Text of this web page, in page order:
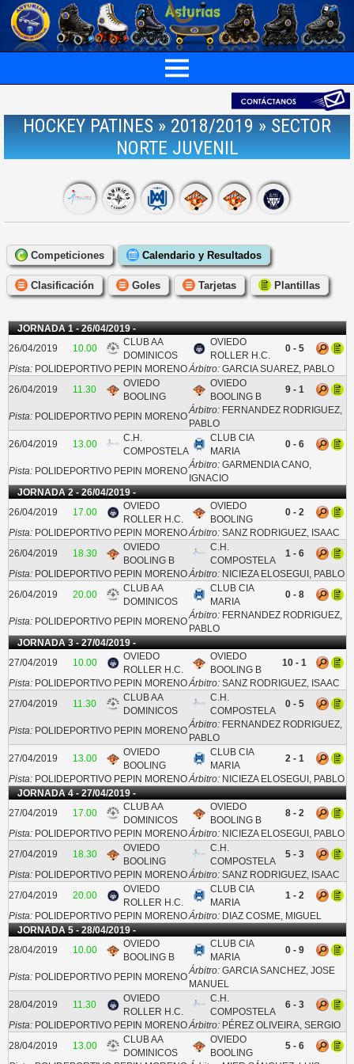
HOCKEY PATINES » 2018/2019 » SECTOR
NORTE JUVENIL
Competiciones Calendario y Resultados
Clasificación Goles Tarjetas Plantillas
JORNADA 1 - 26/04/2019 -
26/04/2019
10.00
CLUB AA
DOMINICOS
OVIEDO
ROLLER H.C.
0 - 5
Pista:POLIDEPORTIVO PEPIN MORENOÁrbitro:GARCIA SUAREZ, PABLO
26/04/2019
11.30
OVIEDO
BOOLING
OVIEDO
BOOLING B
9 - 1
Pista:POLIDEPORTIVO PEPIN MORENO
Árbitro:FERNANDEZ RODRIGUEZ,
PABLO
26/04/2019
13.00
C.H.
COMPOSTELA
CLUB CIA
MARIA
0 - 6
Pista:POLIDEPORTIVO PEPIN MORENO
Árbitro:GARMENDIA CANO,
IGNACIO
JORNADA 2 - 26/04/2019 -
26/04/2019
17.00
OVIEDO
ROLLER H.C.
OVIEDO
BOOLING
0 - 2
Pista:POLIDEPORTIVO PEPIN MORENOÁrbitro:SANZ RODRIGUEZ, ISAAC
26/04/2019
18.30
OVIEDO
BOOLING B
C.H.
COMPOSTELA
1 - 6
Pista:POLIDEPORTIVO PEPIN MORENOÁrbitro:NICIEZA ELOSEGUI, PABLO
26/04/2019
20.00
CLUB AA
DOMINICOS
CLUB CIA
MARIA
0 - 8
Pista:POLIDEPORTIVO PEPIN MORENO
Árbitro:FERNANDEZ RODRIGUEZ,
PABLO
JORNADA 3 - 27/04/2019 -
27/04/2019
10.00
OVIEDO
ROLLER H.C.
OVIEDO
BOOLING B
10 - 1
Pista:POLIDEPORTIVO PEPIN MORENOÁrbitro:SANZ RODRIGUEZ, ISAAC
27/04/2019
11.30
CLUB AA
DOMINICOS
C.H.
COMPOSTELA
0 - 5
Pista:POLIDEPORTIVO PEPIN MORENO
Árbitro:FERNANDEZ RODRIGUEZ,
PABLO
27/04/2019
13.00
OVIEDO
BOOLING
CLUB CIA
MARIA
2 - 1
Pista:POLIDEPORTIVO PEPIN MORENOÁrbitro:NICIEZA ELOSEGUI, PABLO
JORNADA 4 - 27/04/2019 -
27/04/2019
17.00
CLUB AA
DOMINICOS
OVIEDO
BOOLING B
8 - 2
Pista:POLIDEPORTIVO PEPIN MORENOÁrbitro:NICIEZA ELOSEGUI, PABLO
27/04/2019
18.30
OVIEDO
BOOLING
C.H.
COMPOSTELA
5 - 3
Pista:POLIDEPORTIVO PEPIN MORENOÁrbitro:SANZ RODRIGUEZ, ISAAC
27/04/2019
20.00
OVIEDO
ROLLER H.C.
CLUB CIA
MARIA
1 - 2
Pista:POLIDEPORTIVO PEPIN MORENOÁrbitro:DIAZ COSME, MIGUEL
JORNADA 5 - 28/04/2019 -
28/04/2019
10.00
OVIEDO
BOOLING B
CLUB CIA
MARIA
0 - 9
Pista:POLIDEPORTIVO PEPIN MORENO
Árbitro:GARCIA SANCHEZ, JOSE
MANUEL
28/04/2019
11.30
OVIEDO
ROLLER H.C.
C.H.
COMPOSTELA
6 - 3
Pista:POLIDEPORTIVO PEPIN MORENOÁrbitro:PÉREZ OLIVEIRA, SERGIO
28/04/2019
13.00
CLUB AA
DOMINICOS
OVIEDO
BOOLING
5 - 6